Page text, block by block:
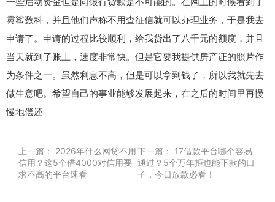
霬鲨数科，并且他们声称不用查征信就可以办理业务，于是我去
申请了。申请的过程比较顺利，给我贷出了八千元的额度，并且
当天就到了账上，速度非常快。但是它要我提供房产证的照片作
为条件之一。虽然利息不高，但是可以拿到钱了，所以我就先去
做生意吧。希望自己的事业能够发展起来，在之后的时间里再慢
慢地偿还
上一篇：
2026年什么网贷不用
信用？这5个借4000对信用要
求不高的平台速看
下一篇：
17借款平台哪个容易
通过？5个万年拒也能下款的口
子，今日放款必看！